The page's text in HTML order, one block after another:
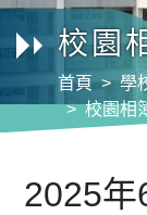
校園
首頁 學
校園相
2025年